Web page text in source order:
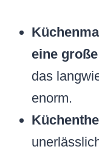
eine
das
enorm.